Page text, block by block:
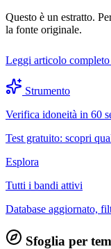
Questo è un estratto.
la fonte originale.
Leggi articolo completo
Strumento
Verifica idoneità in 60
Test gratuito: scopri
Esplora
Tutti i bandi attivi
Database aggiornato,
Sfoglia per